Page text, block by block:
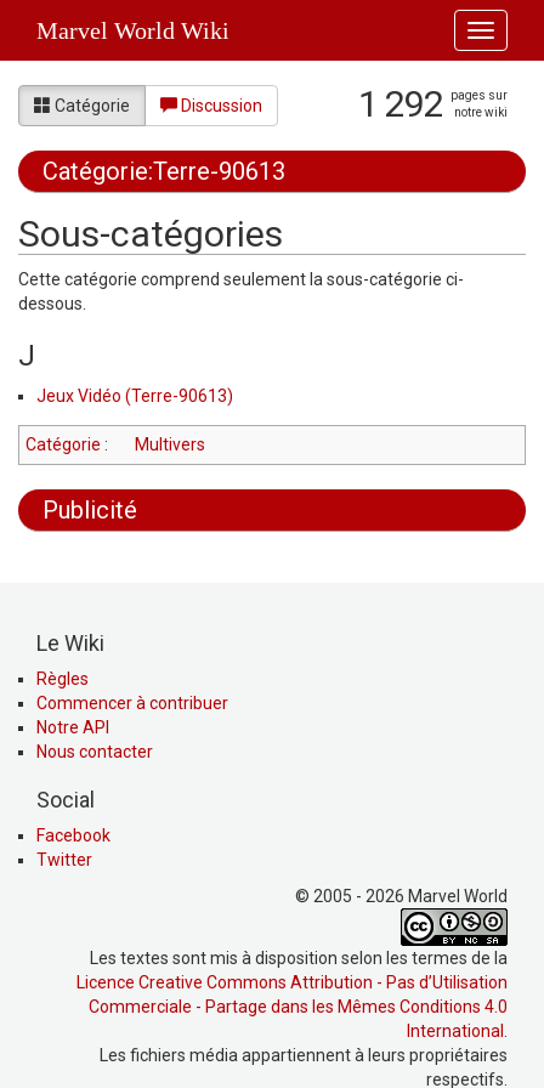
Toggle
Marvel World Wiki
Catégorie Discussion 1 292
pages sur
notre wiki
Catégorie:Terre-90613
Sous-catégories
Cette catégorie comprend seulement la sous-catégorie ci-
dessous.
J
Jeux Vidéo (Terre-90613)
Catégorie : Multivers
Publicité
Le Wiki
Règles
Commencer à contribuer
Notre API
Nous contacter
Social
Facebook
Twitter
© 2005 - 2026 Marvel World
Les textes sont mis à disposition selon les termes de la
Licence Creative Commons Attribution - Pas d’Utilisation
Commerciale - Partage dans les Mêmes Conditions 4.0
International
Les fichiers média appartiennent à leurs propriétaires
respectifs.